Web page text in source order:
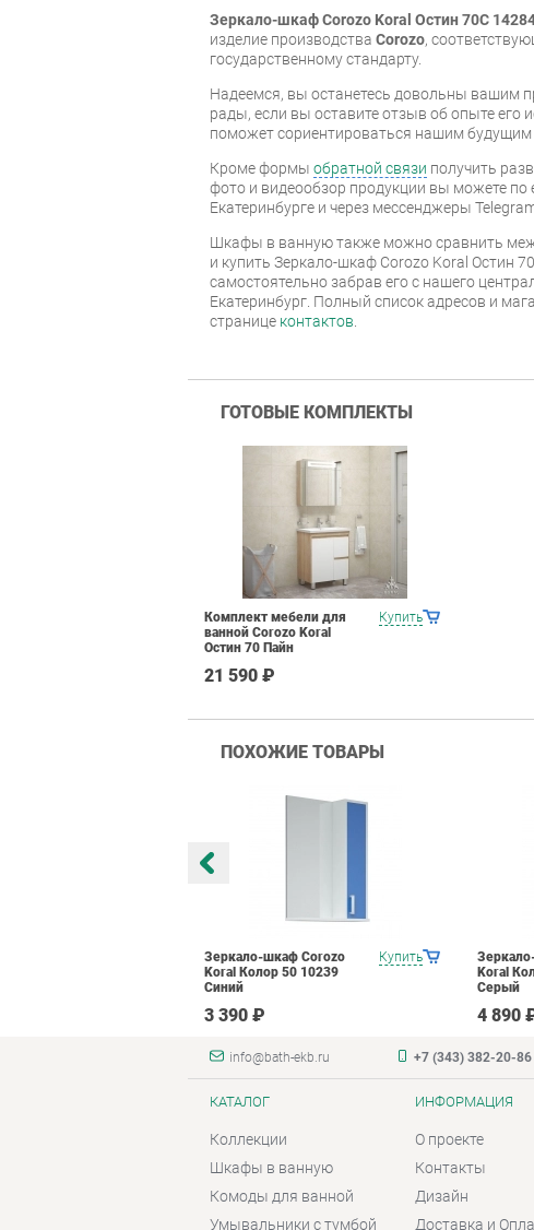
Зеркало-шкаф Corozo Koral Остин 70C
изделие производства Corozo,
государственному стандарту.
Надеемся, вы останетесь довольны вашим
рады, если вы оставите отзыв об опыте его
поможет сориентироваться нашим будущим
Кроме формы обратной связи получить
фото и видеообзор продукции вы можете по
Екатеринбурге и через мессенджеры
Шкафы в ванную также можно сравнить
и купить Зеркало-шкаф Corozo Koral Остин
самостоятельно забрав его с нашего
Екатеринбург. Полный список адресов и
странице контактов
ГОТОВЫЕ КОМПЛЕКТЫ
Купить
Комплект мебели для
ванной Corozo Koral
Остин 70 Пайн
21 590 ₽
ПОХОЖИЕ ТОВАРЫ
Купить
Зеркало-шкаф Corozo
Koral Колор 50 10239
Синий
3 390 ₽
Koral
Серый
4 890
info@bath-ekb.ru +7 (343) 382-20-86
КАТАЛОГ
Коллекции
Шкафы в ванную
Комоды для ванной
Умывальники с тумбой
ИНФОРМАЦИЯ
О проекте
Контакты
Дизайн
Доставка и